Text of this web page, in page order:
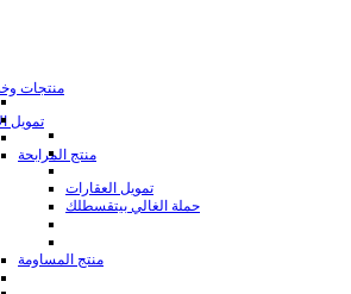
منتجات
تمويل
منتج المرابحة
تمويل العقارات
حملة الغالي بيتقسطلك
منتج المساومة